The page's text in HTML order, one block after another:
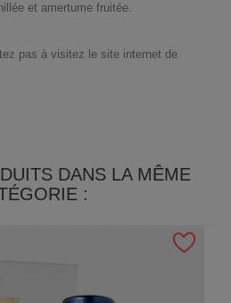
et amertume fruitée.
pas à visitez le site internet de
DANS LA MÊME
: